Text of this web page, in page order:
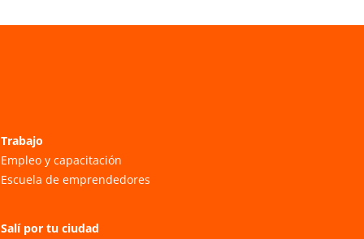
Trabajo
Empleo y capacitación
Escuela de emprendedores
Salí por tu ciudad